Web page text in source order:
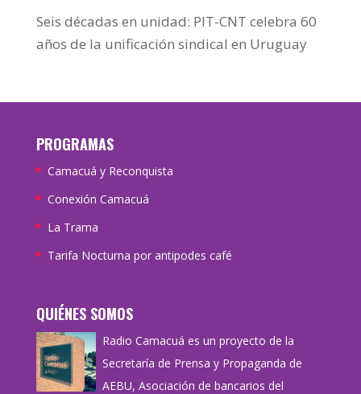
Seis décadas en unidad: PIT-CNT celebra 60
años de la unificación sindical en Uruguay
PROGRAMAS
Camacuá y Reconquista
Conexión Camacuá
La Trama
Tarifa Nocturna por antipodes café
QUIÉNES SOMOS
Radio Camacuá es un proyecto de la
Secretaría de Prensa y Propaganda de
AEBU, Asociación de bancarios del